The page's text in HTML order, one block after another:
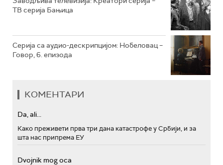
ТВ серија Бањица
Серија са аудио-дескрипцијом: Нобеловац –
Говор, 6. епизода
КОМЕНТАРИ
Da, ali...
Како преживети прва три дана катастрофе у Србији, и за
шта нас припрема ЕУ
Dvojnik mog oca